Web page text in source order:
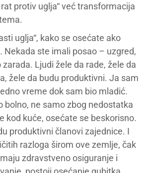
protiv uglja“ već transformacija
uglja“, kako se osećate ako
Nekada ste imali posao – uzgred,
Ljudi žele da rade, žele da
žele da budu produktivni. Ja sam
vreme dok sam bio mladić.
bolno, ne samo zbog nedostatka
kod kuće, osećate se beskorisno.
produktivni članovi zajednice. I
razloga širom ove zemlje, čak
zdravstveno osiguranje i